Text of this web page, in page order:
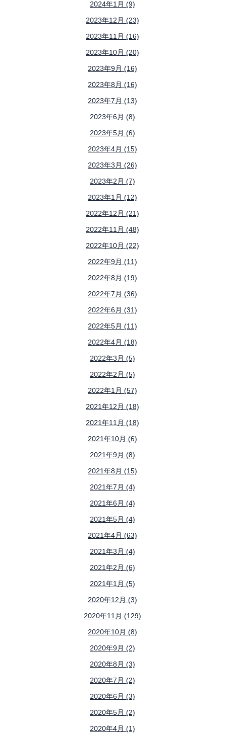
2024年1月 (9)
2023年12月 (23)
2023年11月 (16)
2023年10月 (20)
2023年9月 (16)
2023年8月 (16)
2023年7月 (13)
2023年6月 (8)
2023年5月 (6)
2023年4月 (15)
2023年3月 (26)
2023年2月 (7)
2023年1月 (12)
2022年12月 (21)
2022年11月 (48)
2022年10月 (22)
2022年9月 (11)
2022年8月 (19)
2022年7月 (36)
2022年6月 (31)
2022年5月 (11)
2022年4月 (18)
2022年3月 (5)
2022年2月 (5)
2022年1月 (57)
2021年12月 (18)
2021年11月 (18)
2021年10月 (6)
2021年9月 (8)
2021年8月 (15)
2021年7月 (4)
2021年6月 (4)
2021年5月 (4)
2021年4月 (63)
2021年3月 (4)
2021年2月 (6)
2021年1月 (5)
2020年12月 (3)
2020年11月 (129)
2020年10月 (8)
2020年9月 (2)
2020年8月 (3)
2020年7月 (2)
2020年6月 (3)
2020年5月 (2)
2020年4月 (1)